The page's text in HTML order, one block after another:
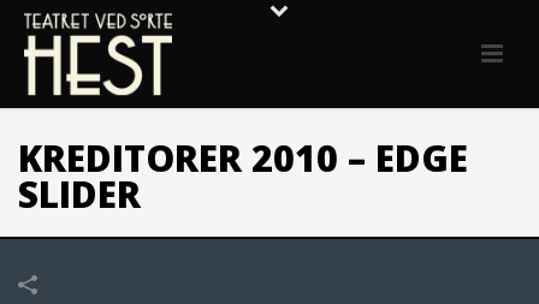
KREDITORER 2010 – EDGE
SLIDER